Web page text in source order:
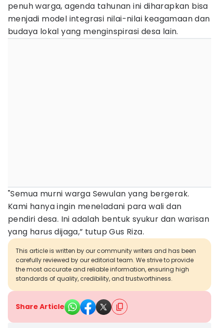
penuh warga, agenda tahunan ini diharapkan bisa
menjadi model integrasi nilai-nilai keagamaan dan
budaya lokal yang menginspirasi desa lain.
"Semua murni warga Sewulan yang bergerak.
Kami hanya ingin meneladani para wali dan
pendiri desa. Ini adalah bentuk syukur dan warisan
yang harus dijaga,” tutup Gus Riza.
This article is written by our community writers and has been
carefully reviewed by our editorial team. We strive to provide
the most accurate and reliable information, ensuring high
standards of quality, credibility, and trustworthiness.
Share Article